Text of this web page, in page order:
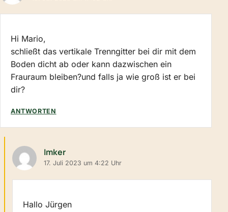
Hi Mario,
schließt das vertikale Trenngitter bei dir mit dem
Boden dicht ab oder kann dazwischen ein
Frauraum bleiben?und falls ja wie groß ist er bei
dir?
ANTWORTEN
Imker
17. Juli 2023 um 4:22 Uhr
Hallo Jürgen